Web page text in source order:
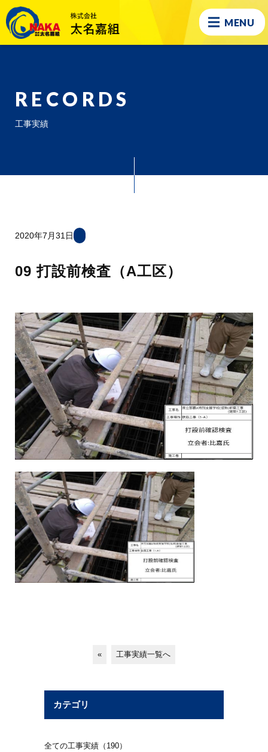
MENU
RECORDS
工事実績
2020年7月31日
09 打設前検査（A工区）
« 工事実績一覧へ
カテゴリ
全ての工事実績（190）